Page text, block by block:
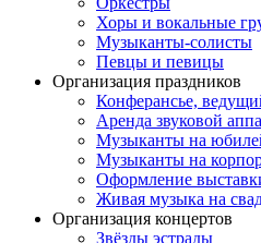
Хоры и вокальные
Музыканты-солисты
Певцы и певицы
Организация праздников
Конферансье,
Аренда звуковой
Музыканты на
Музыканты на
Оформление
Живая музыка на
Организация концертов
Звёзды эстрады